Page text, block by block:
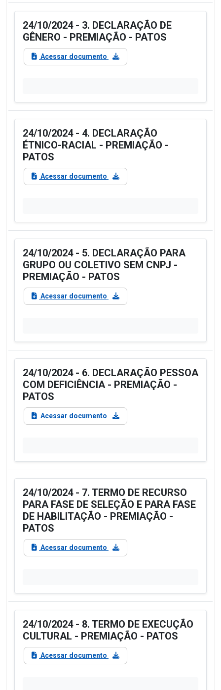
24/10/2024 - 3. DECLARAÇÃO DE
GÊNERO - PREMIAÇÃO - PATOS
Acessar documento
24/10/2024 - 4. DECLARAÇÃO
ÉTNICO-RACIAL - PREMIAÇÃO -
PATOS
Acessar documento
24/10/2024 - 5. DECLARAÇÃO PARA
GRUPO OU COLETIVO SEM CNPJ -
PREMIAÇÃO - PATOS
Acessar documento
24/10/2024 - 6. DECLARAÇÃO PESSOA
COM DEFICIÊNCIA - PREMIAÇÃO -
PATOS
Acessar documento
24/10/2024 - 7. TERMO DE RECURSO
PARA FASE DE SELEÇÃO E PARA FASE
DE HABILITAÇÃO - PREMIAÇÃO -
PATOS
Acessar documento
24/10/2024 - 8. TERMO DE EXECUÇÃO
CULTURAL - PREMIAÇÃO - PATOS
Acessar documento